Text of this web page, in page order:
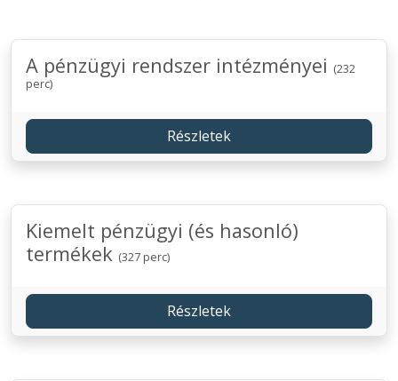
A pénzügyi rendszer intézményei (232
perc)
Részletek
Kiemelt pénzügyi (és hasonló)
termékek (327 perc)
Részletek